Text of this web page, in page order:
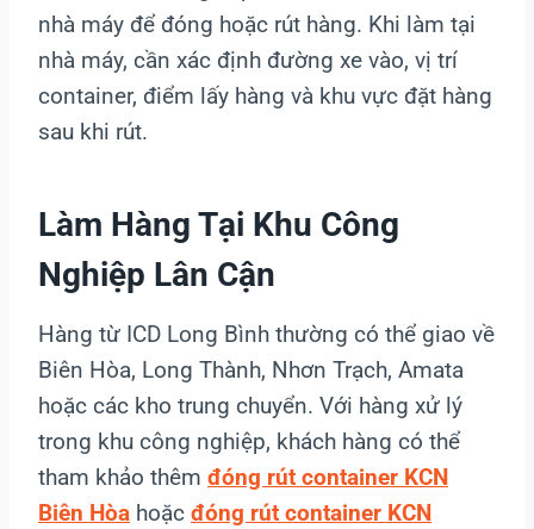
nhà máy để đóng hoặc rút hàng. Khi làm tại
nhà máy, cần xác định đường xe vào, vị trí
container, điểm lấy hàng và khu vực đặt hàng
sau khi rút.
Làm Hàng Tại Khu Công
Nghiệp Lân Cận
Hàng từ ICD Long Bình thường có thể giao về
Biên Hòa, Long Thành, Nhơn Trạch, Amata
hoặc các kho trung chuyển. Với hàng xử lý
trong khu công nghiệp, khách hàng có thể
tham khảo thêm đóng rút container KCN
Biên Hòa hoặc đóng rút container KCN